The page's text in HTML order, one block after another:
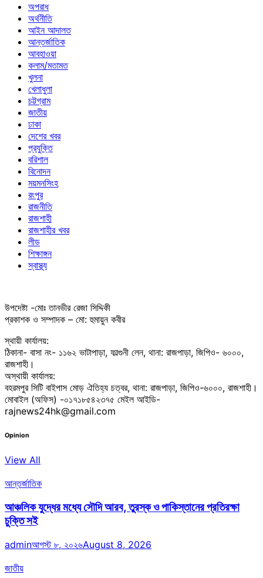
অপরাধ
অর্থনীতি
আইন আদালত
আন্তর্জাতিক
আবহাওয়া
কলাম/মতামত
খুলনা
খেলাধুলা
চট্টগ্রাম
জাতীয়
ঢাকা
দেশের খবর
প্রযুক্তি
বরিশাল
বিনোদন
ময়মনসিংহ
রংপুর
রাজনীতি
রাজশাহী
রাজশাহীর খবর
লীড
শিক্ষাঙ্গন
স্বাস্থ্য
উপদেষ্টা -মোঃ তানভীর রেজা সিদ্দিকী
প্রকাশক ও সম্পাদক – মো: হুমায়ুন কবীর
স্থায়ী কার্যালয়:
ঠিকানা- বাসা নং- ১১৬২ ভাটাপাড়া, ফাল্গুনী লেন, থানা: রাজপাড়া, জিপিও- ৬০০০,
রাজশাহী।
অস্থায়ী কার্যালয়:
বহরমপুর সিটি বাইপাস মোড় ঐতিহ্য চত্বর, থানা: রাজপাড়া, জিপিও-৬০০০, রাজশাহী।
মোবাইল (অফিস) -০১৭১৮৫৪২৩৭৫ মেইল আইডি-
rajnews24hk@gmail.com
Opinion
View All
আন্তর্জাতিক
আঞ্চলিক যুদ্ধের মধ্যে সৌদি আরব, তুরস্ক ও পাকিস্তানের প্রতিরক্ষা
চুক্তি সই
adminআগস্ট ৮, ২০২৬August 8, 2026
জাতীয়